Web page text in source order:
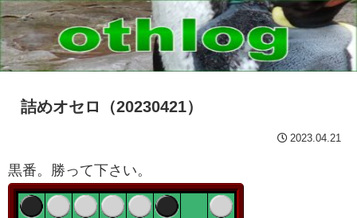
詰めオセロ（20230421）
2023.04.21
黒番。勝って下さい。